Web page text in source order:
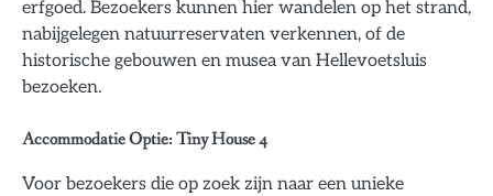
erfgoed. Bezoekers kunnen hier wandelen op het strand,
nabijgelegen natuurreservaten verkennen, of de
historische gebouwen en musea van Hellevoetsluis
bezoeken.
Accommodatie Optie: Tiny House 4
Voor bezoekers die op zoek zijn naar een unieke